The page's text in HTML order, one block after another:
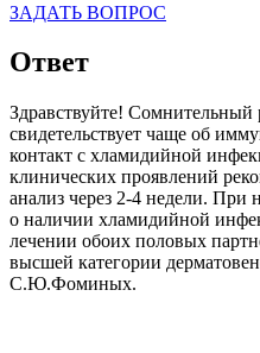
ЗАДАТЬ ВОПРОС
Ответ
Здравствуйте! Сомнительный
свидетельствует чаще об
контакт с хламидийной
клинических проявлений
анализ через 2-4 недели. При
о наличии хламидийной
лечении обоих половых
высшей категории
С.Ю.Фоминых.